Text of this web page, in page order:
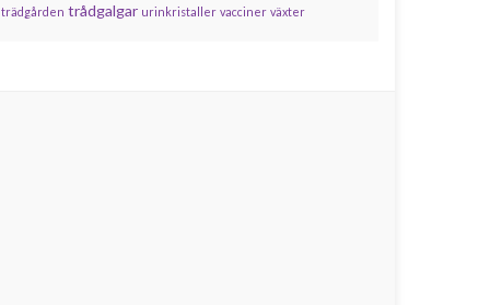
trädgården trådgalgar urinkristaller vacciner växter